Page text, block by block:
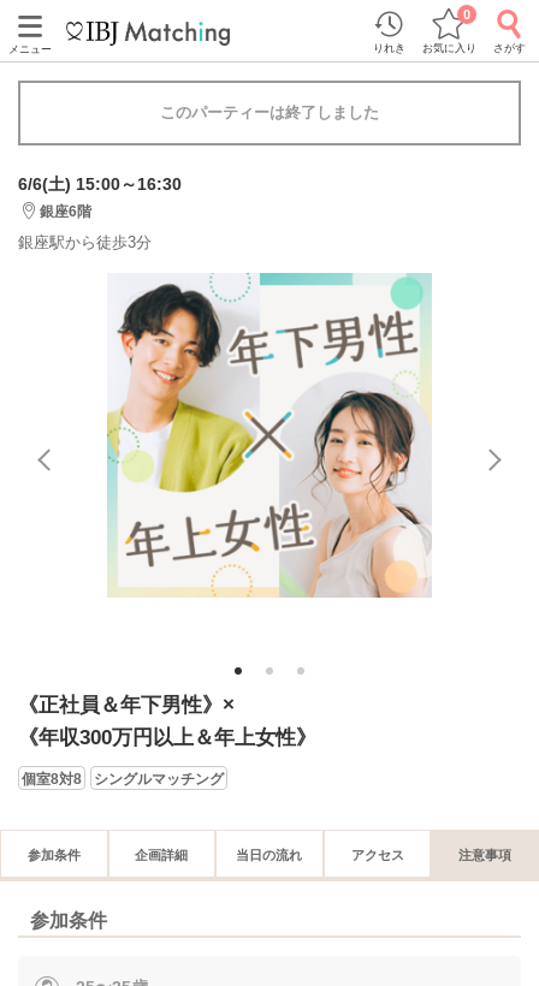
メニュー りれき お気に入り
0
さがす
このパーティーは終了しました
6/6(土) 15:00～16:30
銀座6階
銀座駅から徒歩3分
1 2 3
《正社員＆年下男性》×
《年収300万円以上＆年上女性》
個室8対8 シングルマッチング
参加条件 企画詳細 当日の流れ アクセス 注意事項
参加条件